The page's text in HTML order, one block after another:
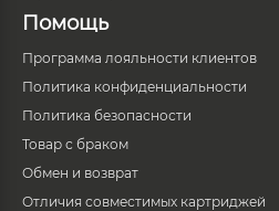
Помощь
Программа лояльности клиентов
Политика конфиденциальности
Политика безопасности
Товар с браком
Обмен и возврат
Отличия совместимых картриджей